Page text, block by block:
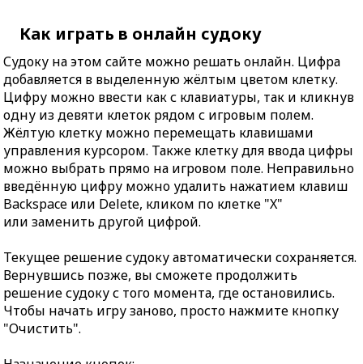
Как играть в онлайн судоку
Судоку на этом сайте можно решать онлайн. Цифра
добавляется в выделенную жёлтым цветом клетку.
Цифру можно ввести как с клавиатуры, так и кликнув
одну из девяти клеток рядом с игровым полем.
Жёлтую клетку можно перемещать клавишами
управления курсором. Также клетку для ввода цифры
можно выбрать прямо на игровом поле. Неправильно
введённую цифру можно удалить нажатием клавиш
Backspace или Delete, кликом по клетке "X"
или заменить другой цифрой.
Текущее решение судоку автоматически сохраняется.
Вернувшись позже, вы сможете продолжить
решение судоку с того момента, где остановились.
Чтобы начать игру заново, просто нажмите кнопку
"Очистить".